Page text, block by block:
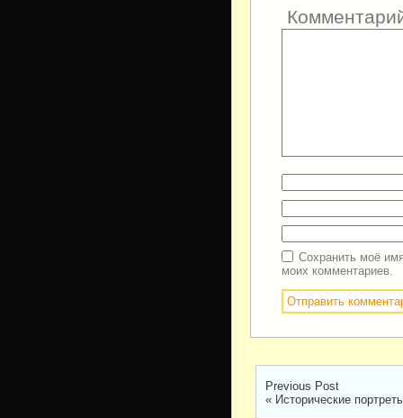
Сохранить моё
моих комментариев.
Previous Post
« Исторические